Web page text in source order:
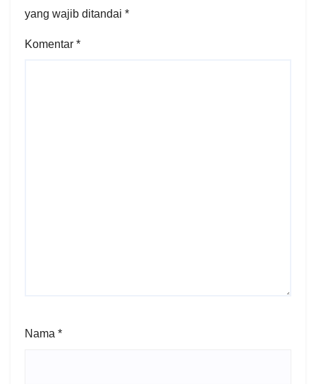
yang wajib ditandai *
Komentar *
Nama *